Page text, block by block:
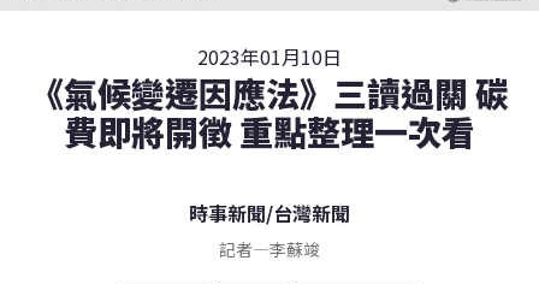
2023年01月10日
《氣候變遷因應法》三讀過關 碳
費即將開徵 重點整理一次看
時事新聞/台灣新聞
記者—李蘇竣